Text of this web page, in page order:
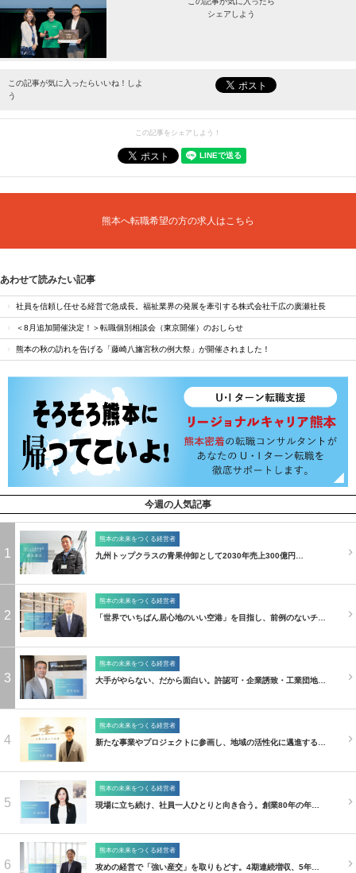
シェアしよう
最新情報をお届けします。
この記事が気に入ったらいいね！しよ
う
この記事をシェアしよう！
熊本へ転職希望の方の求人はこちら
あわせて読みたい記事
社員を信頼し任せる経営で急成長。福祉業界の発展を牽引する株式会社千広の廣瀬社長
＜8月追加開催決定！＞転職個別相談会（東京開催）のおしらせ
熊本の秋の訪れを告げる「藤崎八旛宮秋の例大祭」が開催されました！
今週の人気記事
1
熊本の未来をつくる経営者
九州トップクラスの青果仲卸として2030年売上300億円…
2
熊本の未来をつくる経営者
「世界でいちばん居心地のいい空港」を目指し、前例のないチ…
3
熊本の未来をつくる経営者
大手がやらない、だから面白い。許認可・企業誘致・工業団地…
4
熊本の未来をつくる経営者
新たな事業やプロジェクトに参画し、地域の活性化に邁進する…
5
熊本の未来をつくる経営者
現場に立ち続け、社員一人ひとりと向き合う。創業80年の年…
6
熊本の未来をつくる経営者
攻めの経営で「強い産交」を取りもどす。4期連続増収、5年…